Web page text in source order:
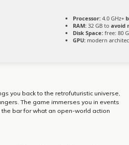
Processor: 4.0 GHz+
RAM: 32 GB to avoid
Disk Space: free: 80
GPU: modern
you back to the retrofuturistic universe,
The game immerses you in events
bar for what an open-world action